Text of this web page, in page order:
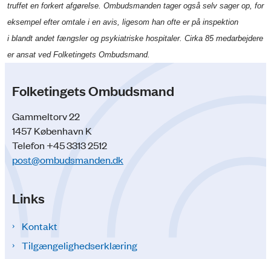
truffet en forkert afgørelse. Ombudsmanden tager også selv sager op, for
eksempel efter omtale i en avis, ligesom han ofte er på inspektion
i blandt andet fængsler og psykiatriske hospitaler. Cirka 85 medarbejdere
er ansat ved Folketingets Ombudsmand.
Folketingets Ombudsmand
Gammeltorv 22
1457 København K
Telefon +45 3313 2512
post@ombudsmanden.dk
Links
Kontakt
Tilgængelighedserklæring